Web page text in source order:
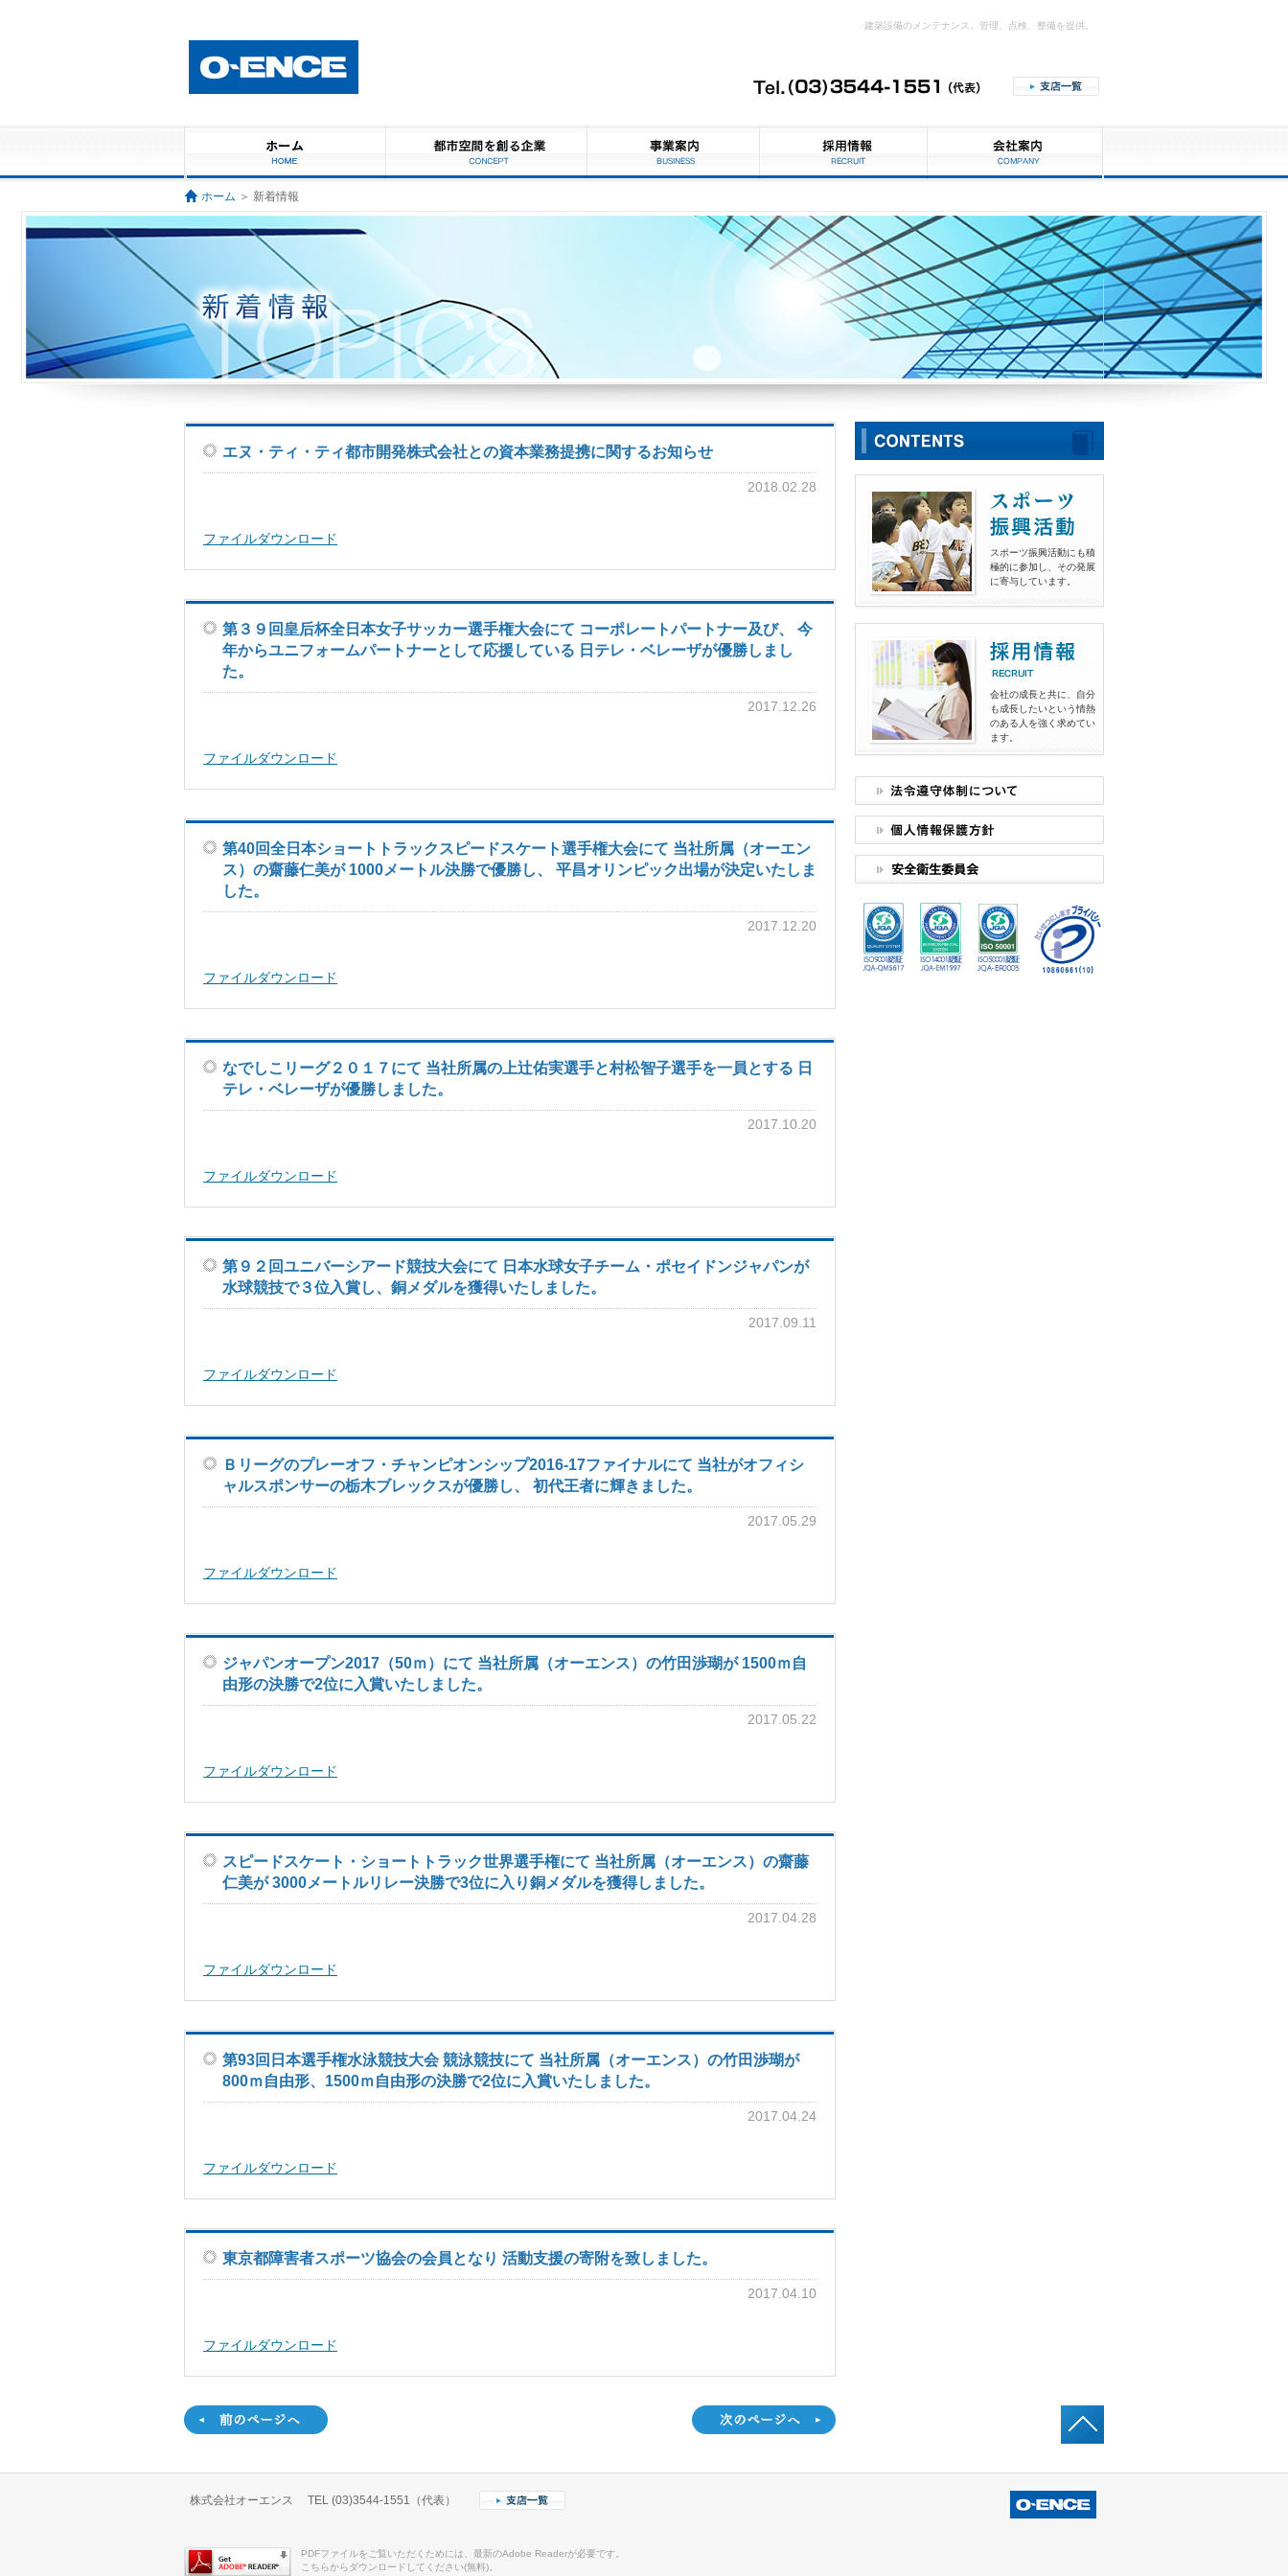
建築設備のメンテナンス、管理、点検、整備を提供。
ホーム ＞ 新着情報
エヌ・ティ・ティ都市開発株式会社との資本業務提携に関するお知らせ
2018.02.28
ファイルダウンロード
第３９回皇后杯全日本女子サッカー選手権大会にて コーポレートパートナー及び、 今
年からユニフォームパートナーとして応援している 日テレ・ベレーザが優勝しまし
た。
2017.12.26
ファイルダウンロード
第40回全日本ショートトラックスピードスケート選手権大会にて 当社所属（オーエン
ス）の齋藤仁美が 1000メートル決勝で優勝し、 平昌オリンピック出場が決定いたしま
した。
2017.12.20
ファイルダウンロード
なでしこリーグ２０１７にて 当社所属の上辻佑実選手と村松智子選手を一員とする 日
テレ・ベレーザが優勝しました。
2017.10.20
ファイルダウンロード
第９２回ユニバーシアード競技大会にて 日本水球女子チーム・ポセイドンジャパンが
水球競技で３位入賞し、銅メダルを獲得いたしました。
2017.09.11
ファイルダウンロード
Ｂリーグのプレーオフ・チャンピオンシップ2016-17ファイナルにて 当社がオフィシ
ャルスポンサーの栃木ブレックスが優勝し、 初代王者に輝きました。
2017.05.29
ファイルダウンロード
ジャパンオープン2017（50ｍ）にて 当社所属（オーエンス）の竹田渉瑚が 1500ｍ自
由形の決勝で2位に入賞いたしました。
2017.05.22
ファイルダウンロード
スピードスケート・ショートトラック世界選手権にて 当社所属（オーエンス）の齋藤
仁美が 3000メートルリレー決勝で3位に入り銅メダルを獲得しました。
2017.04.28
ファイルダウンロード
第93回日本選手権水泳競技大会 競泳競技にて 当社所属（オーエンス）の竹田渉瑚が
800ｍ自由形、1500ｍ自由形の決勝で2位に入賞いたしました。
2017.04.24
ファイルダウンロード
東京都障害者スポーツ協会の会員となり 活動支援の寄附を致しました。
2017.04.10
ファイルダウンロード
スポーツ振興活動にも積
極的に参加し、その発展
に寄与しています。
会社の成長と共に、自分
も成長したいという情熱
のある人を強く求めてい
ます。
株式会社オーエンス TEL (03)3544-1551（代表）
PDFファイルをご覧いただくためには、最新のAdobe Readerが必要です。
こちらからダウンロードしてください(無料)。